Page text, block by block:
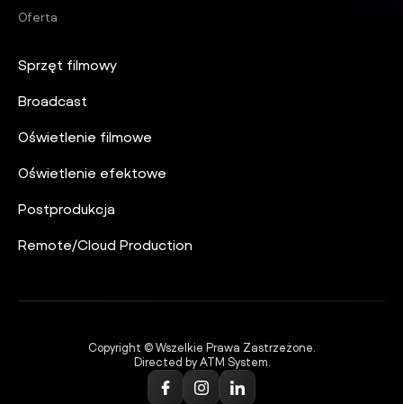
Oferta
Sprzęt filmowy
Broadcast
Oświetlenie filmowe
Oświetlenie efektowe
Postprodukcja
Remote/Cloud Production
Copyright © Wszelkie Prawa Zastrzeżone.
Directed by ATM System.